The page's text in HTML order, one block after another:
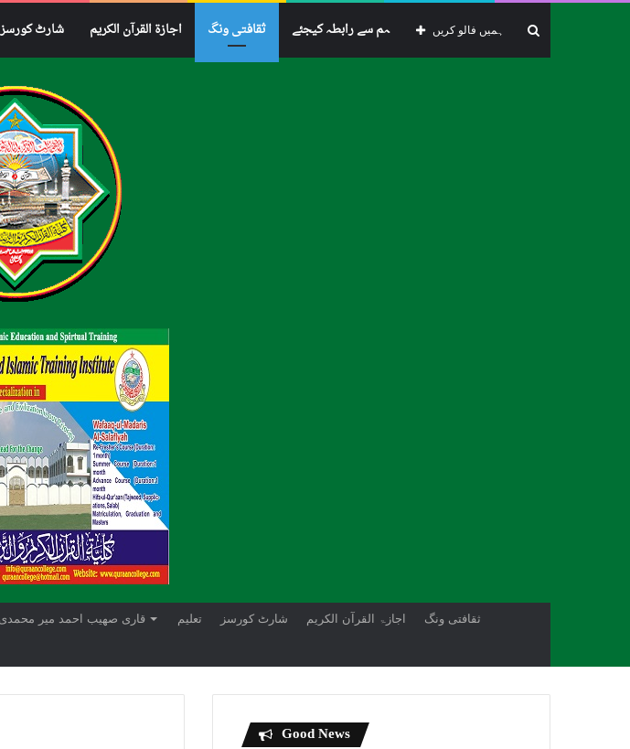
شارٹ کورسز اجازۃ القرآن الکریم ثقافتی ونگ ہم سے رابطہ کیجئے ہمیں فالو کریں
قاری صھیب احمد میر محمدی تعلیم شارٹ کورسز اجازۃ القرآن الکریم ثقافتی ونگ
Good News